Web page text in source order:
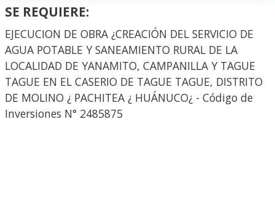
SE REQUIERE:
EJECUCION DE OBRA ¿CREACIÓN DEL SERVICIO DE
AGUA POTABLE Y SANEAMIENTO RURAL DE LA
LOCALIDAD DE YANAMITO, CAMPANILLA Y TAGUE
TAGUE EN EL CASERIO DE TAGUE TAGUE, DISTRITO
DE MOLINO ¿ PACHITEA ¿ HUÁNUCO¿ - Código de
Inversiones N° 2485875